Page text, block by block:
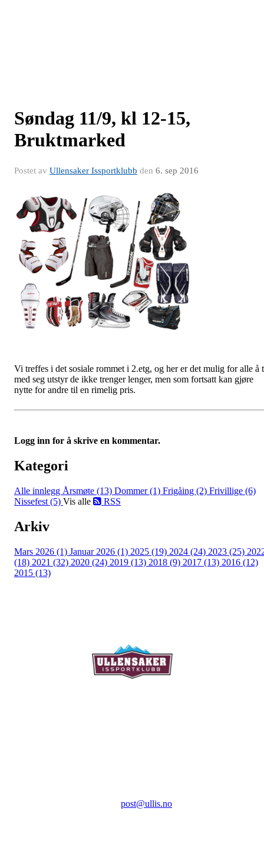
Søndag 11/9, kl 12-15,
Bruktmarked
Postet av Ullensaker Issportklubb den 6. sep 2016
Vi treffes i det sosiale rommet i 2.etg, og her er det mulig for alle å
med seg utstyr de ikke trenger lenger, men som fortsatt kan gjøre
nytte for andre til en rimelig pris.
Logg inn for å skrive en kommentar.
Kategori
Alle innlegg Årsmøte (13) Dommer (1) Frigåing (2) Frivillige (6)
Nissefest (5) Vis alle RSS
Arkiv
Mars 2026 (1) Januar 2026 (1) 2025 (19) 2024 (24) 2023 (25)
(18) 2021 (32) 2020 (24) 2019 (13) 2018 (9) 2017 (13) 2016 (12)
2015 (13)
post@ullis.no